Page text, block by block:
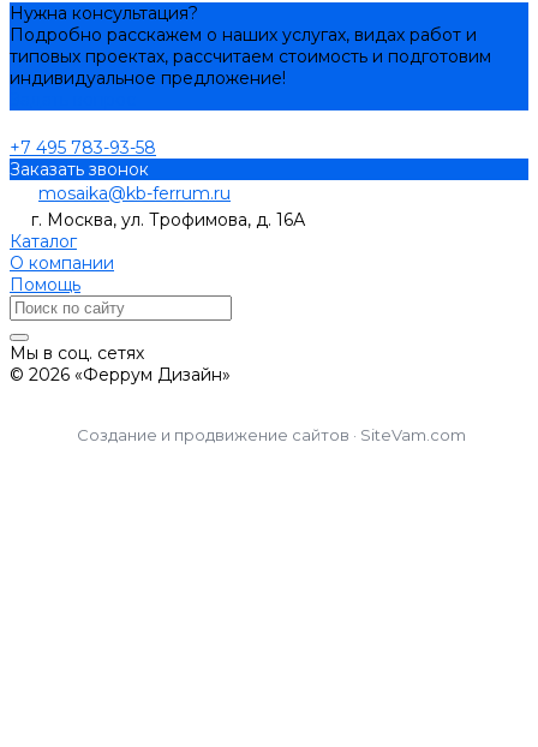
Нужна консультация?
Подробно расскажем о наших услугах, видах работ и
типовых проектах, рассчитаем стоимость и подготовим
индивидуальное предложение!
+7 495 783-93-58
Заказать звонок
mosaika@kb-ferrum.ru
г. Москва, ул. Трофимова, д. 16А
Каталог
О компании
Помощь
Мы в соц. сетях
© 2026 «Феррум Дизайн»
Создание и продвижение сайтов · SiteVam.com